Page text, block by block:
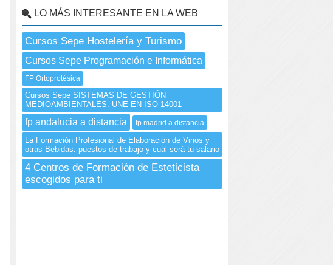
LO MÁS INTERESANTE EN LA WEB
Cursos Sepe Hostelería y Turismo
Cursos Sepe Programación e Informática
FP Ortoprotésica
Cursos Sepe SISTEMAS DE GESTIÓN
MEDIOAMBIENTALES. UNE EN ISO 14001
fp andalucia a distancia fp madrid a distancia
La Formación Profesional de Elaboración de Vinos y
otras Bebidas: puestos de trabajo y cuál será tu salario
4 Centros de Formación de Esteticista
escogidos para ti